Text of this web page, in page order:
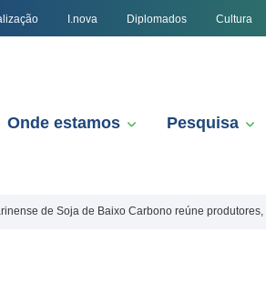
I.nova Diplomados Cultura
Onde estamos Pesquisa
de Soja de Baixo Carbono reúne